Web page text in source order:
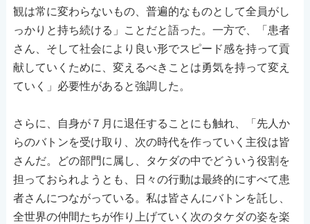
観は常に変わらないもの、普遍的なものとして全員がし
っかりと持ち続ける」ことだと語った。一方で、「患者
さん、そして社会により良い形でスピード感を持って貢
献していくために、変えるべきことは勇気を持って変え
ていく」必要性があると強調した。
さらに、自身が７月に退任することにも触れ、「先人か
らのバトンを受け取り、次の時代を作っていく主役は皆
さんだ。どの部門に属し、タケダの中でどういう役割を
担っておられようとも、日々の行動は最終的にすべて患
者さんにつながっている。私は皆さんにバトンを託し、
全世界の仲間たちが作り上げていく次のタケダの姿を楽